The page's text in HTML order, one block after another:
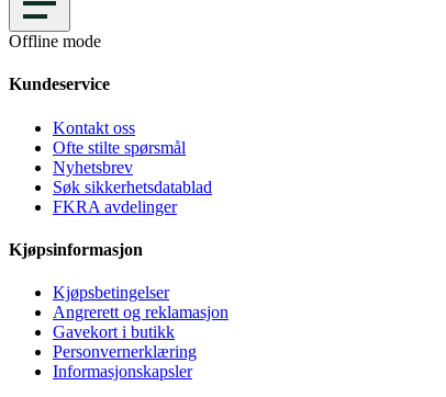
Offline mode
Kundeservice
Kontakt oss
Ofte stilte spørsmål
Nyhetsbrev
Søk sikkerhetsdatablad
FKRA avdelinger
Kjøpsinformasjon
Kjøpsbetingelser
Angrerett og reklamasjon
Gavekort i butikk
Personvernerklæring
Informasjonskapsler